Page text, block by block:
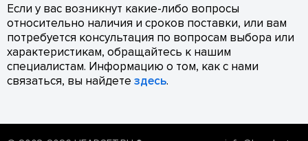
Если у вас возникнут какие-либо вопросы
относительно наличия и сроков поставки, или вам
потребуется консультация по вопросам выбора или
характеристикам, обращайтесь к нашим
специалистам. Информацию о том, как с нами
связаться, вы найдете здесь.